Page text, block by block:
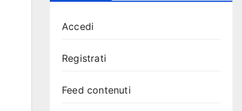
Accedi
Registrati
Feed contenuti